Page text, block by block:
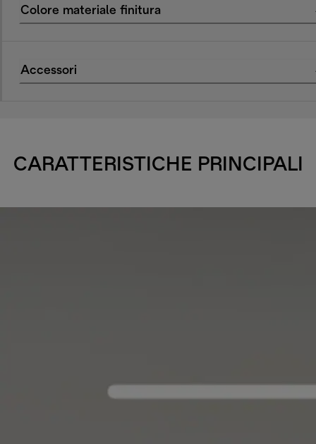
Colore materiale finitura
Accessori
CARATTERISTICHE PRINCIPALI